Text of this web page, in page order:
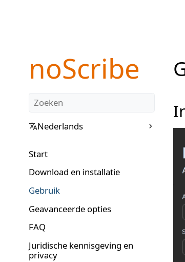
noScribe
Nederlands
Start
Download en installatie
Gebruik
Geavanceerde opties
FAQ
Juridische kennisgeving en
privacy